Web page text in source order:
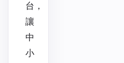
台，
讓
中
小